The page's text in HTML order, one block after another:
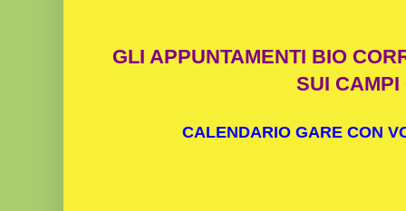
GLI APPUNTAMENTI BIO
SUI
CALENDARIO GARE CON